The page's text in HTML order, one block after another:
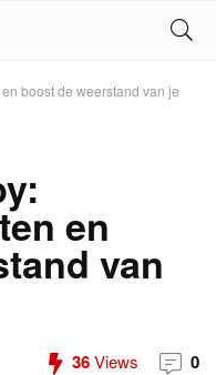
boost de weerstand van je
en
van
36Views 0